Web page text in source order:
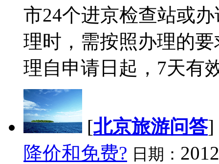
市24个进京检查站或
理时，需按照办理的
理自申请日起，7天有
[北京旅游问答]
降价和免费? 日期：